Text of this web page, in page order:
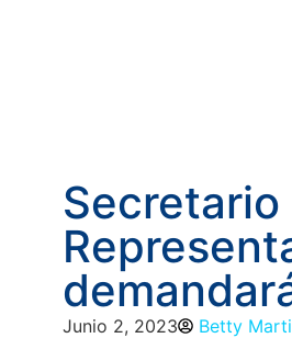
Junio 2, 2023
Betty